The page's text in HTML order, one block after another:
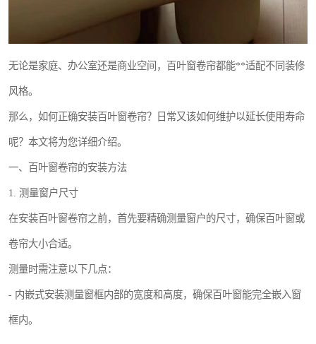
无论是家庭、办公室还是商业空间，百叶窗卷帘都能**适配不同装修
风格。
那么，如何正确安装百叶窗卷帘？日常又该如何维护以延长使用寿命
呢？本文将为您详细介绍。
一、百叶窗卷帘的安装方法
1. 测量窗户尺寸
在安装百叶窗卷帘之前，首先要精确测量窗户的尺寸，确保百叶窗或
卷帘大小合适。
测量时需注意以下几点：
- 内嵌式安装测量窗框内部的宽度和高度，确保百叶窗能完全嵌入窗
框内。